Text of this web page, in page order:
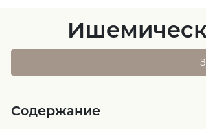
Содержание